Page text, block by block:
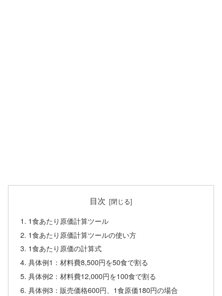
目次
1食あたり原価計算ツール
1食あたり原価計算ツールの使い方
1食あたり原価の計算式
具体例1：材料費8,500円を50食で割る
具体例2：材料費12,000円を100食で割る
具体例3：販売価格600円、1食原価180円の場合